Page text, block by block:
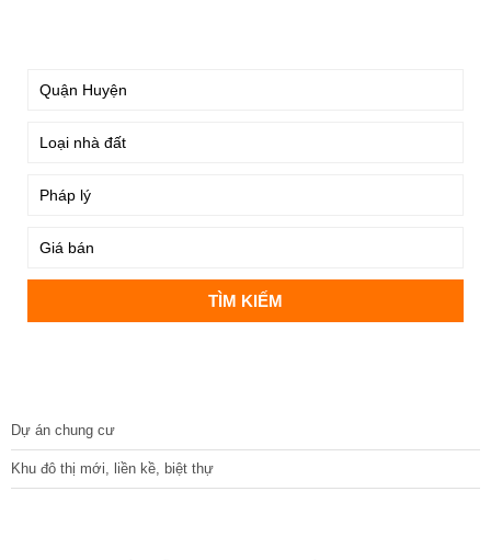
Dự án chung cư
Khu đô thị mới, liền kề, biệt thự